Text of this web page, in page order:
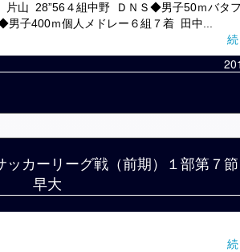
山 28”56４組中野 ＤＮＳ◆男子50ｍバタ
子400ｍ個人メドレー６組７着 田中...
カーリーグ戦（前期）１部第７
早大